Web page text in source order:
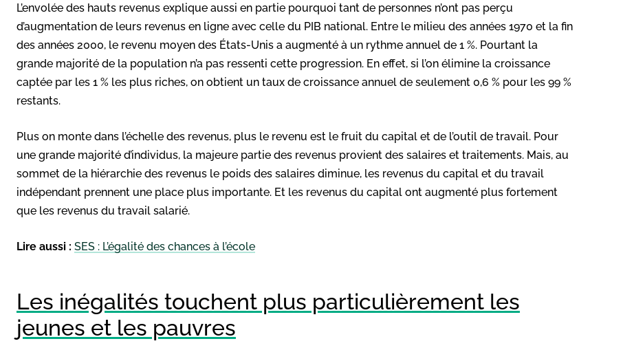
L’envolée des hauts revenus explique aussi en partie pourquoi tant de personnes n’ont pas perçu
d’augmentation de leurs revenus en ligne avec celle du PIB national. Entre le milieu des années 1970 et la fin
des années 2000, le revenu moyen des États-Unis a augmenté à un rythme annuel de 1 %. Pourtant la
grande majorité de la population n’a pas ressenti cette progression. En effet, si l’on élimine la croissance
captée par les 1 % les plus riches, on obtient un taux de croissance annuel de seulement 0,6 % pour les 99 %
restants.
Plus on monte dans l’échelle des revenus, plus le revenu est le fruit du capital et de l’outil de travail. Pour
une grande majorité d’individus, la majeure partie des revenus provient des salaires et traitements. Mais, au
sommet de la hiérarchie des revenus le poids des salaires diminue, les revenus du capital et du travail
indépendant prennent une place plus importante. Et les revenus du capital ont augmenté plus fortement
que les revenus du travail salarié.
Lire aussi : SES : L’égalité des chances à l’école
Les inégalités touchent plus particulièrement les
jeunes et les pauvres